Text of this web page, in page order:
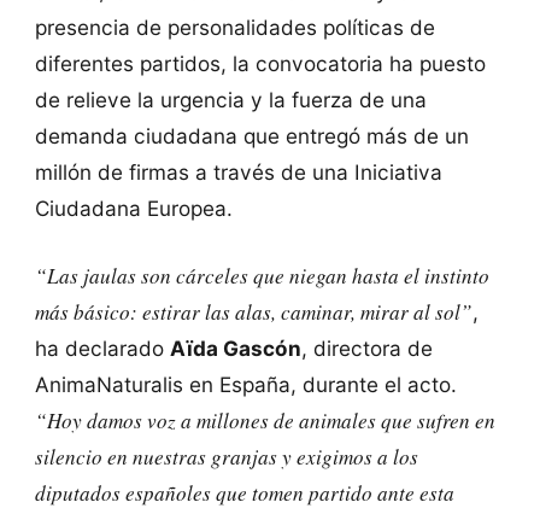
presencia de personalidades políticas de
diferentes partidos, la convocatoria ha puesto
de relieve la urgencia y la fuerza de una
demanda ciudadana que entregó más de un
millón de firmas a través de una Iniciativa
Ciudadana Europea.
“Las jaulas son cárceles que niegan hasta el instinto
más básico: estirar las alas, caminar, mirar al sol”,
ha declarado Aïda Gascón, directora de
AnimaNaturalis en España, durante el acto.
“Hoy damos voz a millones de animales que sufren en
silencio en nuestras granjas y exigimos a los
diputados españoles que tomen partido ante esta